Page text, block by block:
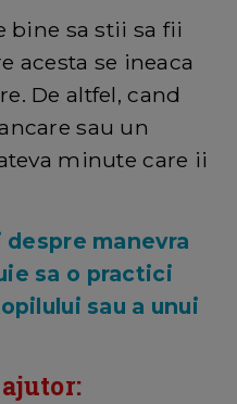
bine sa stii sa fii
acesta se ineaca
De altfel, cand
sau un
minute care ii
manevra
sa o practici
sau a unui